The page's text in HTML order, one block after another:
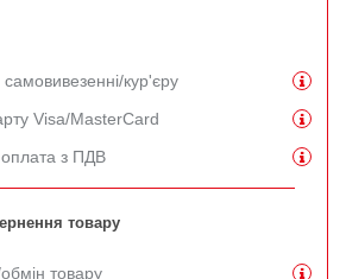
самовивезенні/кур'єру
Visa/MasterCard
оплата з ПДВ
товару
товару